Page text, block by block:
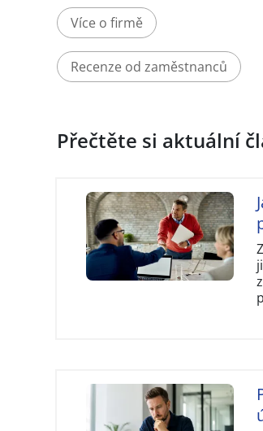
Více o firmě
Recenze od zaměstnanců
Přečtěte si aktuální